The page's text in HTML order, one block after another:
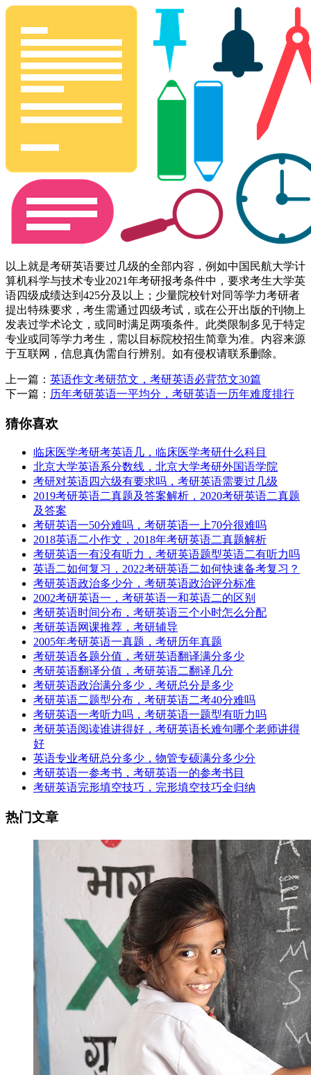
以上就是考研英语要过几级的全部内容，例如中国民航大学计
算机科学与技术专业2021年考研报考条件中，要求考生大学英
语四级成绩达到425分及以上；少量院校针对同等学力考研者
提出特殊要求，考生需通过四级考试，或在公开出版的刊物上
发表过学术论文，或同时满足两项条件。此类限制多见于特定
专业或同等学力考生，需以目标院校招生简章为准。内容来源
于互联网，信息真伪需自行辨别。如有侵权请联系删除。
上一篇： 英语作文考研范文，考研英语必背范文30篇
下一篇： 历年考研英语一平均分，考研英语一历年难度排行
猜你喜欢
临床医学考研考英语几，临床医学考研什么科目
北京大学英语系分数线，北京大学考研外国语学院
考研对英语四六级有要求吗，考研英语需要过几级
2019考研英语二真题及答案解析，2020考研英语二真题
及答案
考研英语一50分难吗，考研英语一上70分很难吗
2018英语二小作文，2018年考研英语二真题解析
考研英语一有没有听力，考研英语题型英语二有听力吗
英语二如何复习，2022考研英语二如何快速备考复习？
考研英语政治多少分，考研英语政治评分标准
2002考研英语一，考研英语一和英语二的区别
考研英语时间分布，考研英语三个小时怎么分配
考研英语网课推荐，考研辅导
2005年考研英语一真题，考研历年真题
考研英语各题分值，考研英语翻译满分多少
考研英语翻译分值，考研英语二翻译几分
考研英语政治满分多少，考研总分是多少
考研英语二题型分布，考研英语二考40分难吗
考研英语一考听力吗，考研英语一题型有听力吗
考研英语阅读谁讲得好，考研英语长难句哪个老师讲得
好
英语专业考研总分多少，物管专硕满分多少分
考研英语一参考书，考研英语一的参考书目
考研英语完形填空技巧，完形填空技巧全归纳
热门文章